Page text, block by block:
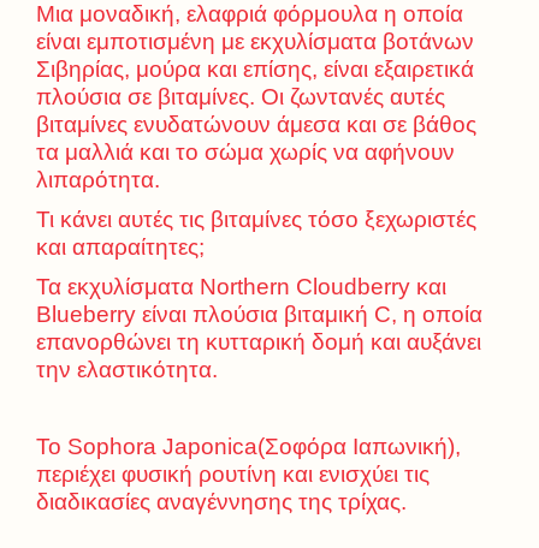
Μια μοναδική, ελαφριά φόρμουλα η οποία
είναι εμποτισμένη με εκχυλίσματα βοτάνων
Σιβηρίας, μούρα και επίσης, είναι εξαιρετικά
πλούσια σε βιταμίνες. Οι ζωντανές αυτές
βιταμίνες ενυδατώνουν άμεσα και σε βάθος
τα μαλλιά και το σώμα χωρίς να αφήνουν
λιπαρότητα.
Τι κάνει αυτές τις βιταμίνες τόσο ξεχωριστές
και απαραίτητες;
Τα εκχυλίσματα Northern Cloudberry και
Blueberry είναι πλούσια βιταμική C, η οποία
επανορθώνει τη κυτταρική δομή και αυξάνει
την ελαστικότητα.
Το Sophora Japonica(Σοφόρα Ιαπωνική),
περιέχει φυσική ρουτίνη και ενισχύει τις
διαδικασίες αναγέννησης της τρίχας.